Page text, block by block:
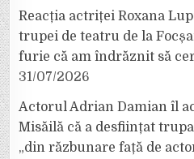
Reacția actriței Roxana
trupei de teatru de la
furie că am îndrăznit să
31/07/2026
Actorul Adrian Damian îl
Misăilă că a desființat
„din răzbunare față de